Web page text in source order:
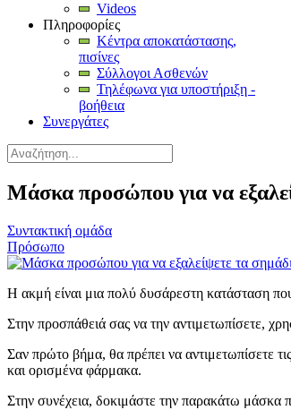
Videos
Πληροφορίες
Κέντρα αποκατάστασης,
πισίνες
Σύλλογοι Ασθενών
Τηλέφωνα για υποστήριξη -
βοήθεια
Συνεργάτες
Μάσκα προσώπου για να
Συντακτική ομάδα
Πρόσωπο
Η ακμή είναι μια πολύ δυσάρεστη κατάσταση
Στην προσπάθειά σας να την αντιμετωπίσετε,
Σαν πρώτο βήμα, θα πρέπει να αντιμετωπίσετε
και ορισμένα φάρμακα.
Στην συνέχεια, δοκιμάστε την παρακάτω μάσκα